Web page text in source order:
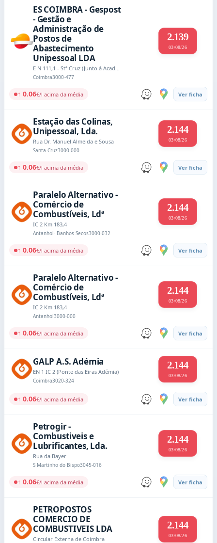
ES COIMBRA - Gespost
- Gestão e
Administração de
Postos de
Abastecimento
Unipessoal LDA
E N 111,1 - Stª Cruz (Junto à Academia do Choupal)
Coimbra3000-477
2.139
03/08/26
↑ 0.06€/l acima da média Ver ficha
Estação das Colinas,
Unipessoal, Lda.
Rua Dr. Manuel Almeida e Sousa
Santa Cruz3000-000
2.144
03/08/26
↑ 0.06€/l acima da média Ver ficha
Paralelo Alternativo -
Comércio de
Combustíveis, Ldª
IC 2 Km 183,4
Antanhol- Banhos Secos3000-032
2.144
03/08/26
↑ 0.06€/l acima da média Ver ficha
Paralelo Alternativo -
Comércio de
Combustíveis, Ldª
IC 2 Km 183,4
Antanhol3000-000
2.144
03/08/26
↑ 0.06€/l acima da média Ver ficha
GALP A.S. Adémia
EN 1 IC 2 (Ponte das Eiras Adémia)
Coimbra3020-324
2.144
03/08/26
↑ 0.06€/l acima da média Ver ficha
Petrogir -
Combustiveis e
Lubrificantes, Lda.
Rua da Bayer
S Martinho do Bispo3045-016
2.144
03/08/26
↑ 0.06€/l acima da média Ver ficha
PETROPOSTOS
COMERCIO DE
COMBUSTIVEIS LDA
Circular Externa de Coimbra
2.144
03/08/26